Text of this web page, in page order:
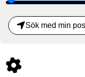
Sök med min